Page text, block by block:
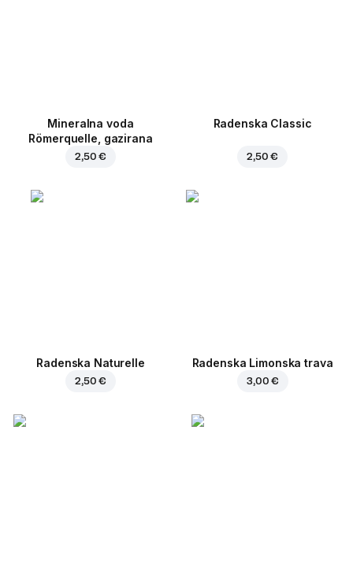
Mineralna voda
Römerquelle, gazirana
2,50 €
Radenska Classic
2,50 €
Radenska Naturelle
2,50 €
Radenska Limonska trava
3,00 €